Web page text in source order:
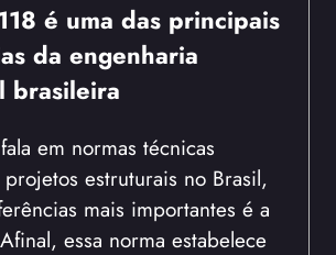
é uma das principais
da engenharia
brasileira
em normas técnicas
estruturais no Brasil,
mais importantes é a
essa norma estabelece